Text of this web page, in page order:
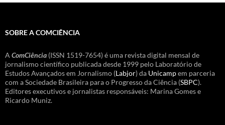
SOBRE A COMCIÊNCIA
A ComCiência (ISSN 1519-7654) é uma revista digital mensal de
jornalismo científico publicada desde 1999 pelo Laboratório de
Estudos Avançados em Jornalismo (Labjor) da Unicampem parceria
com a Sociedade Brasileira para o Progresso da Ciência (SBPC).
Editores executivos e jornalistas responsáveis: Marina Gomes e
Ricardo Muniz.